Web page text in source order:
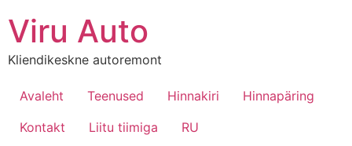
Viru Auto
Kliendikeskne autoremont
Avaleht Teenused Hinnakiri
Hinnapäring
Kontakt
Liitu tiimiga RU